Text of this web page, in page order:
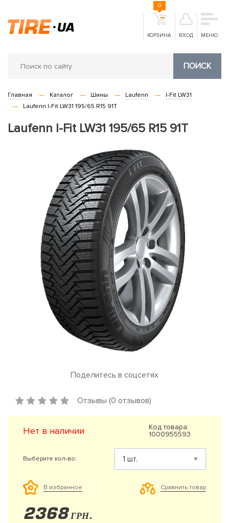
КОРЗИНА
0
ВХОД МЕНЮ
ПОИСК
Главная Каталог Шины Laufenn
I-Fit LW31
Laufenn I-Fit LW31 195/65 R15 91T
Laufenn I-Fit LW31 195/65 R15 91T
Поделитесь в соцсетях
Отзывы (0 отзывов)
Нет в наличии
Код товара:
1000955593
Выберите кол-во:
В избранное Сравнить товар
2368 ГРН.